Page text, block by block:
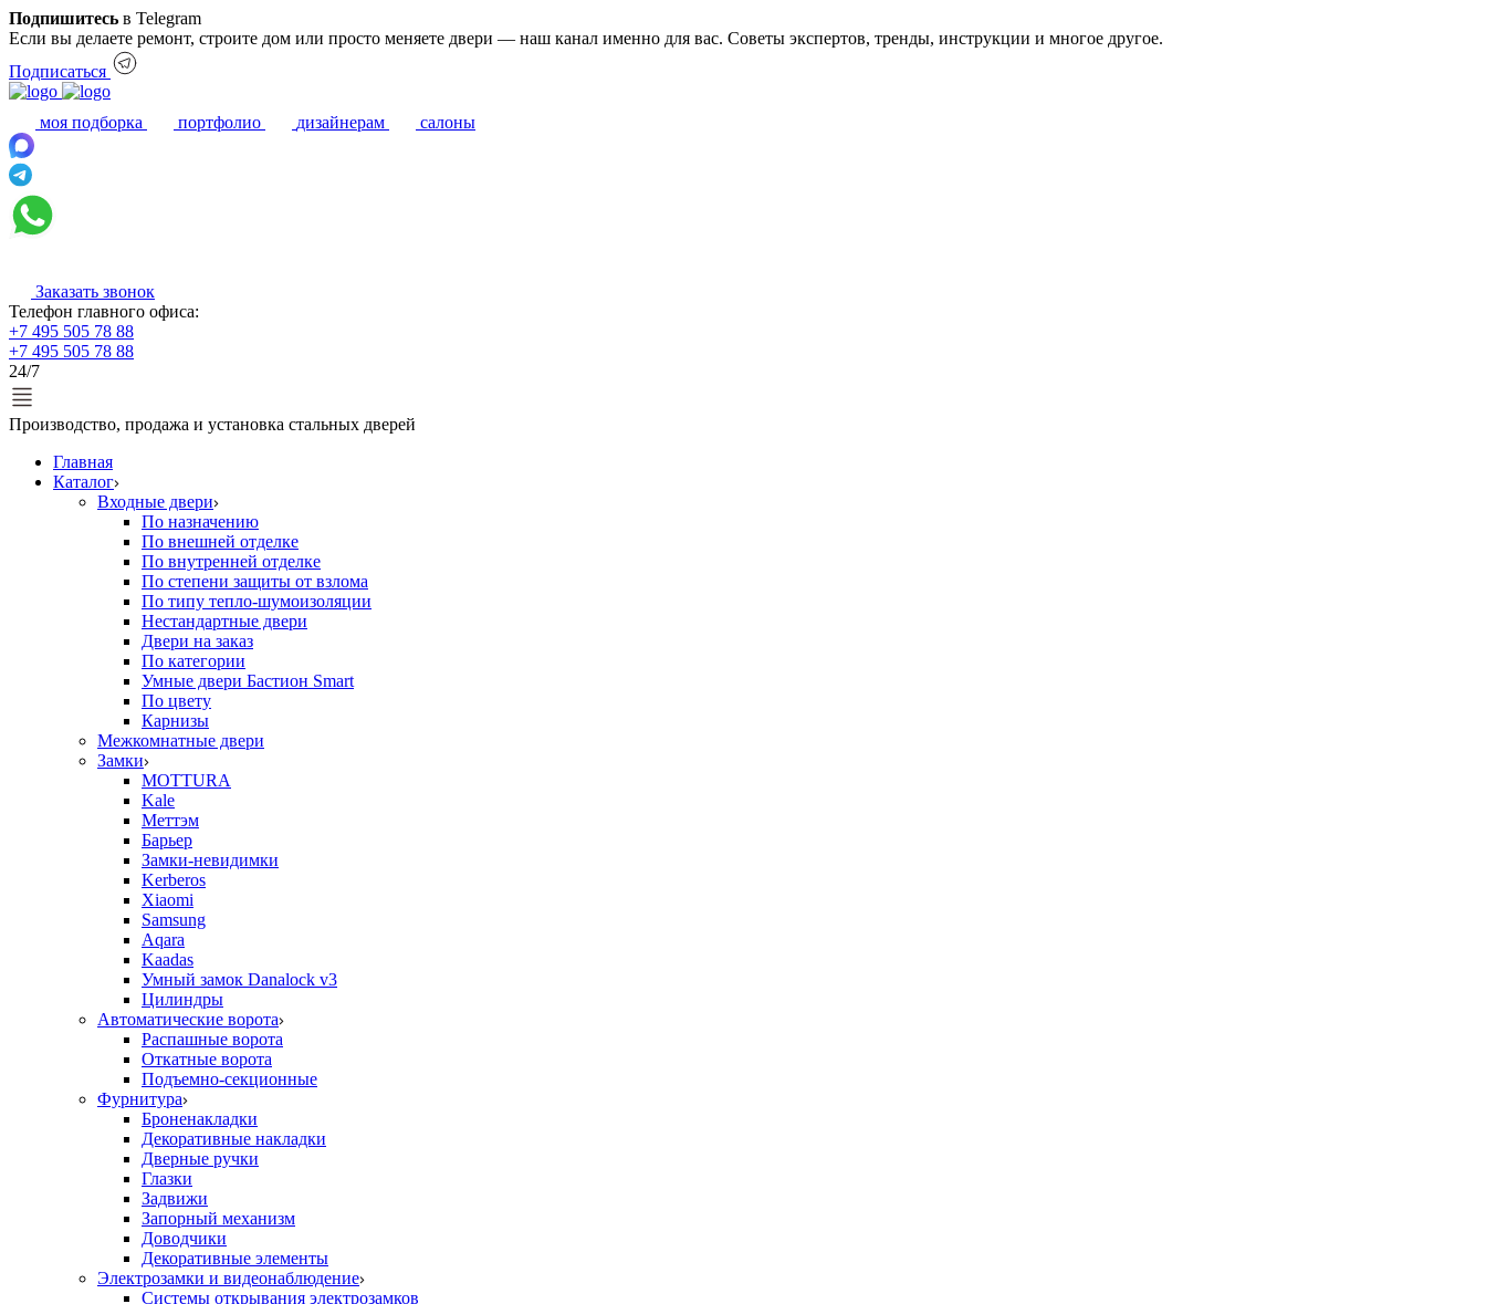
Подпишитесь в Telegram
Если вы делаете ремонт, строите дом или просто меняете двери — наш канал именно для вас. Советы экспертов, тренды, инструкции и многое другое.
Подписаться
моя подборка портфолио дизайнерам салоны
Заказать звонок
Телефон главного офиса:
+7 495 505 78 88
+7 495 505 78 88
24/7
Производство, продажа и установка стальных дверей
Главная
Каталог
Входные двери
По назначению
По внешней отделке
По внутренней отделке
По степени защиты от взлома
По типу тепло-шумоизоляции
Нестандартные двери
Двери на заказ
По категории
Умные двери Бастион Smart
По цвету
Карнизы
Межкомнатные двери
Замки
MOTTURA
Kale
Меттэм
Барьер
Замки-невидимки
Kerberos
Xiaomi
Samsung
Aqara
Kaadas
Умный замок Danalock v3
Цилиндры
Автоматические ворота
Распашные ворота
Откатные ворота
Подъемно-секционные
Фурнитура
Броненакладки
Декоративные накладки
Дверные ручки
Глазки
Задвижи
Запорный механизм
Доводчики
Декоративные элементы
Электрозамки и видеонаблюдение
Системы открывания электрозамков